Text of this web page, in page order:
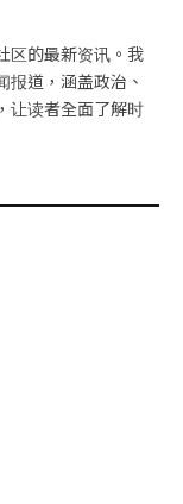
区的最新资讯。我
报道，涵盖政治、
让读者全面了解时